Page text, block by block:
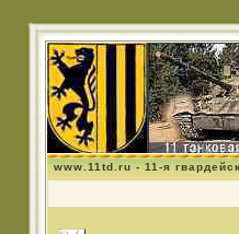
www.11td.ru - 11-я